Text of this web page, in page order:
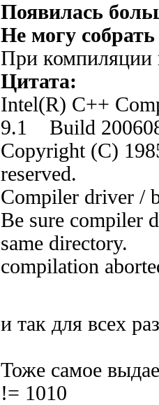
Появилась
Не могу
При компиляции
Цитата:
Intel(R) C++
9.1 Build
Copyright (C)
reserved.
Compiler driver /
Be sure compiler
same directory.
compilation
и так для всех
Тоже самое
!= 1010